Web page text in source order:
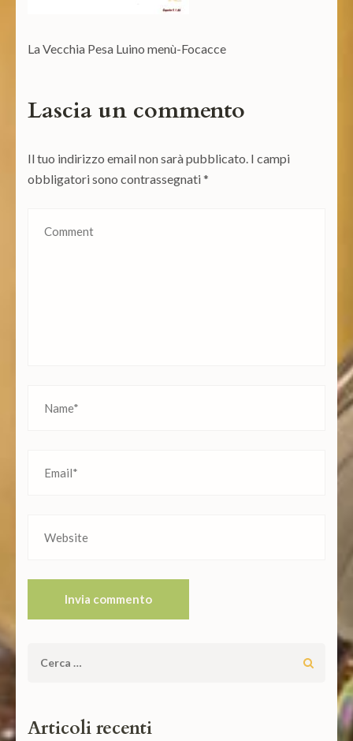
La Vecchia Pesa Luino menù-Focacce
Lascia un commento
Il tuo indirizzo email non sarà pubblicato. I campi
obbligatori sono contrassegnati*
Ricerca
Articoli recenti